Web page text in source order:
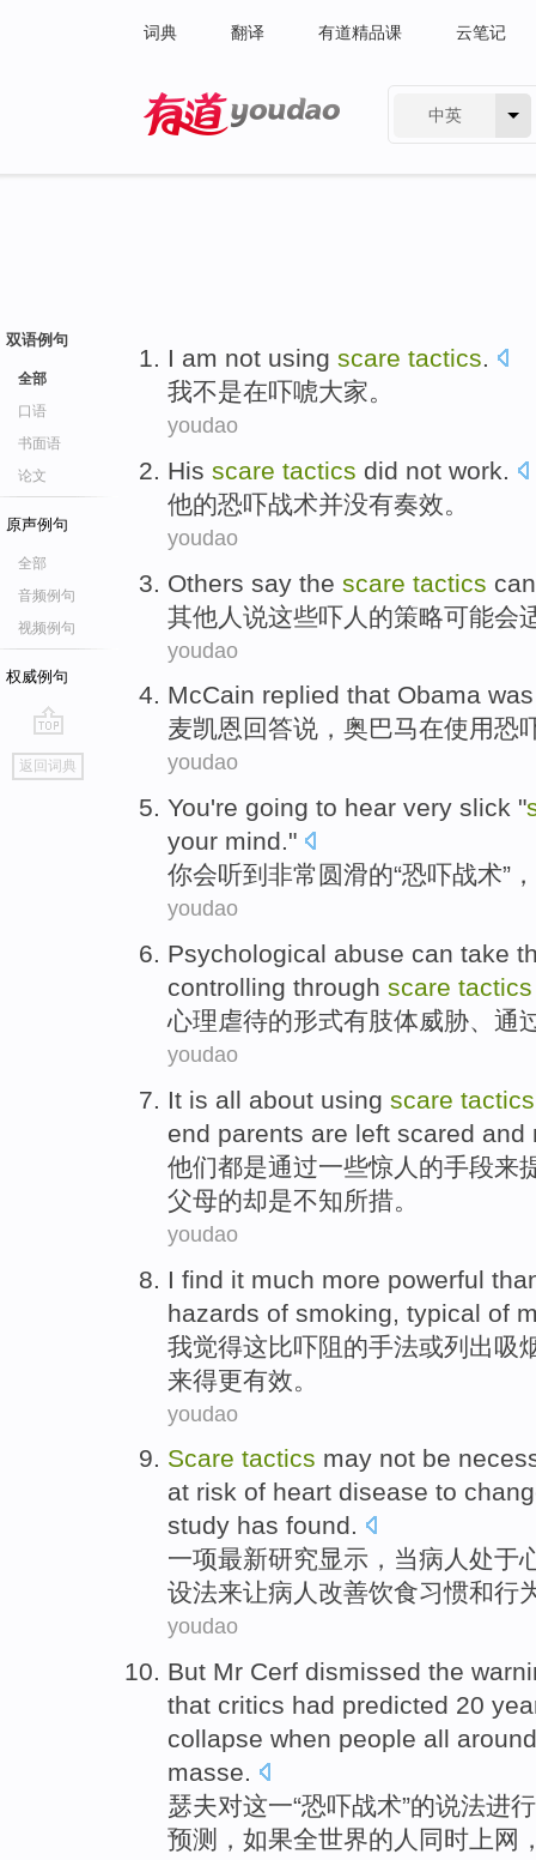
词典 翻译 有道精品课 云笔记
中英
双语例句
全部
口语
书面语
论文
原声例句
全部
音频例句
视频例句
权威例句
go
top
返回词典
I am not using scare tactics.
我不是在吓唬大家。
youdao
His scare tactics did not work.
他的恐吓战术并没有奏效。
youdao
Others say the scare tactics can
其他人 说这些吓人 的策略可能会
youdao
McCain replied that Obama
麦凯恩 回答说， 奥巴马在使用恐
youdao
You're going to hear very slick "
your mind."
你会听到 非常 圆滑的“恐吓战术”，
youdao
Psychological abuse can take
controlling through scare tactics
心理 虐待的形式有肢体威胁、 通
youdao
It is all about using scare tactics
end parents are left scared and
他们都是通过一些惊人 的手段来
父母的却是不知所措。
youdao
I find it much more powerful
hazards of smoking typical of
我觉得这比吓阻 的手法或列出吸
来得更有效 。
youdao
Scare tactics may not be
at risk of heart disease to
study has found.
一项最新研究显示 ， 当病人 处于
设法来让病人 改善饮食习惯和行
youdao
But Mr Cerf dismissed the
that critics had predicted 20
collapse when people all
masse.
瑟夫对这一“恐吓战术”的说法进行
预测
， 如果全世界的 人 同时 上网